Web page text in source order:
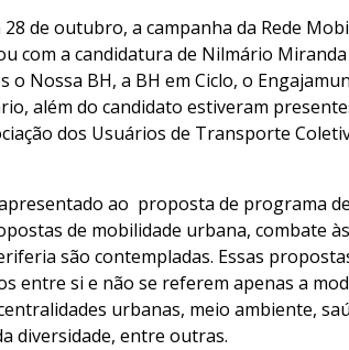
de outubro, a campanha da Rede
com a candidatura de Nilmário
o Nossa BH, a BH em Ciclo, o
além do candidato estiveram
dos Usuários de Transporte
ao proposta de programa
de mobilidade urbana, combate
são contempladas. Essas
entre si e não se referem apenas a
urbanas, meio ambiente,
diversidade, entre outras.⠀